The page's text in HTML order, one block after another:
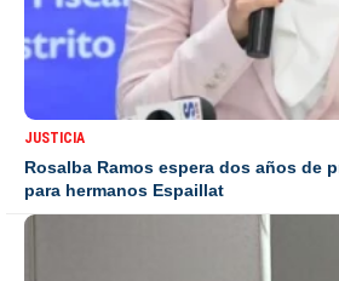
JUSTICIA
Rosalba Ramos espera dos años de
para hermanos Espaillat